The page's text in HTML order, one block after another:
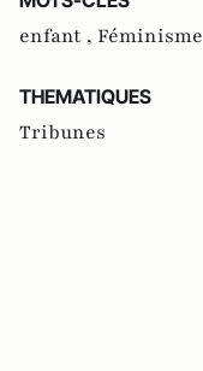
enfant , Féminisme
THEMATIQUES
Tribunes